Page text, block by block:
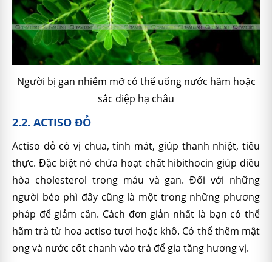
Người bị gan nhiễm mỡ có thể uống nước hãm hoặc
sắc diệp hạ châu
2.2. ACTISO ĐỎ
Actiso đỏ có vị chua, tính mát, giúp thanh nhiệt, tiêu
thực. Đặc biệt nó chứa hoạt chất hibithocin giúp điều
hòa cholesterol trong máu và gan. Đối với những
người béo phì đây cũng là một trong những phương
pháp để giảm cân. Cách đơn giản nhất là bạn có thể
hãm trà từ hoa actiso tươi hoặc khô. Có thể thêm mật
ong và nước cốt chanh vào trà để gia tăng hương vị.